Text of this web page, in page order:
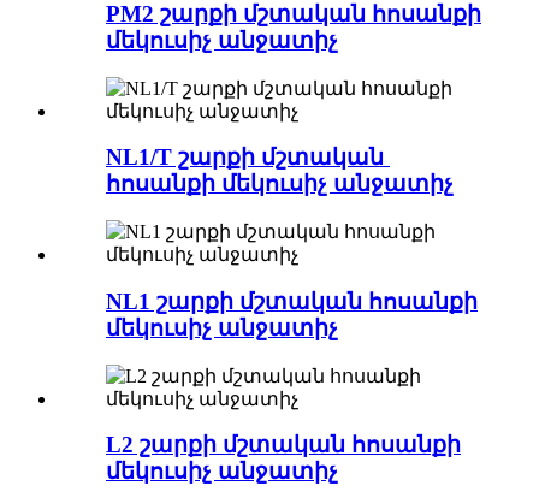
PM2 շարքի մշտական ​​հոսանքի
մեկուսիչ անջատիչ
NL1/T շարքի մշտական ​​
հոսանքի մեկուսիչ անջատիչ
NL1 շարքի մշտական ​​հոսանքի
մեկուսիչ անջատիչ
L2 շարքի մշտական ​​հոսանքի
մեկուսիչ անջատիչ